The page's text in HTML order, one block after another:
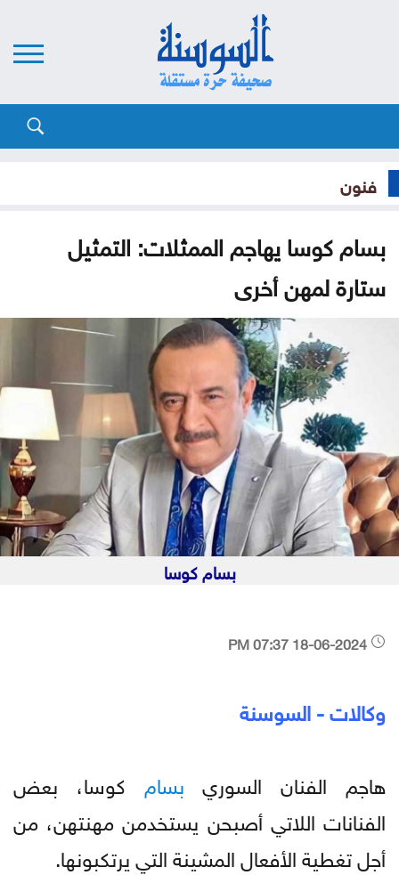
فنون
بسام كوسا يهاجم الممثلات: التمثيل
ستارة لمهن أخرى
بسام كوسا
وكالات - السوسنة
هاجم الفنان السوري بسام كوسا، بعض
الفنانات اللاتي أصبحن يستخدمن مهنتهن، من
أجل تغطية الأفعال المشينة التي يرتكبونها.